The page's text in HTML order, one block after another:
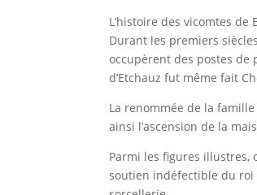
L’histoire des vicomtes
Durant les premiers
occupèrent des postes de
d’Etchauz fut même fait
La renommée de la
ainsi l’ascension de la
Parmi les figures illustres,
soutien indéfectible du roi